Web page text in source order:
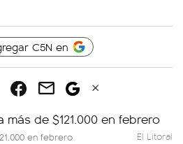
C5N en
en febrero El Litoral